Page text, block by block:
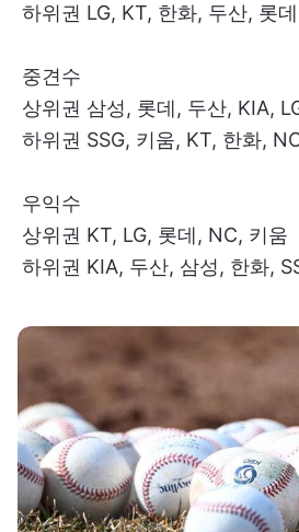
하위권 LG, KT, 한화, 두산, 롯데
중견수
상위권 삼성, 롯데, 두산, KIA,
하위권 SSG, 키움, KT, 한화,
우익수
상위권 KT, LG, 롯데, NC, 키움
하위권 KIA, 두산, 삼성, 한화,